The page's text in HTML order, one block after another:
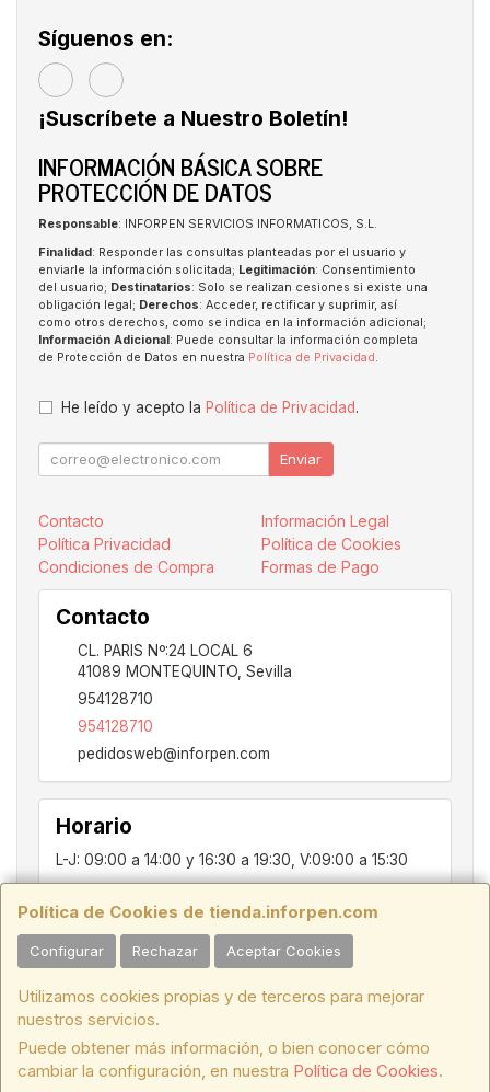
Política de Cookies de tienda.inforpen.com
Configurar Rechazar Aceptar Cookies
Utilizamos cookies propias y de terceros para mejorar
nuestros servicios.
Puede obtener más información, o bien conocer cómo
cambiar la configuración, en nuestra Política de Cookies.
Síguenos en:
¡Suscríbete a Nuestro Boletín!
INFORMACIÓN BÁSICA SOBRE
PROTECCIÓN DE DATOS
Responsable: INFORPEN SERVICIOS INFORMATICOS, S.L.
Finalidad : Responder las consultas planteadas por el usuario y
enviarle la información solicitada; Legitimación: Consentimiento
del usuario; Destinatarios: Solo se realizan cesiones si existe una
obligación legal; Derechos: Acceder, rectificar y suprimir, así
como otros derechos, como se indica en la información adicional;
Información Adicional : Puede consultar la información completa
de Protección de Datos en nuestra Política de Privacidad .
He leído y acepto la Política de Privacidad.
Enviar
Contacto
Información Legal
Política Privacidad
Política de Cookies
Condiciones de Compra
Formas de Pago
Contacto
CL. PARIS Nº:24 LOCAL 6
41089 MONTEQUINTO Sevilla
954128710
954128710
pedidosweb@inforpen.com
Horario
L-J: 09:00 a 14:00 y 16:30 a 19:30, V:09:00 a 15:30
PARIS, 24, LOCAL 6, 41089, Montequinto - Dos Hermanas, SEVILLA,
C.I.F.:ESB91914697 - Tfno.:954128710
HORARIO INVIERNO:Lunes a Jueves de 09:00 a 14:00 y de 16:30 a
19:30. Viernes de 09:00 a 15:30.
HORARIO VERANO:Lunes a Jueves de 07:00 a 15:00. Viernes de
08:00 a 14:30.